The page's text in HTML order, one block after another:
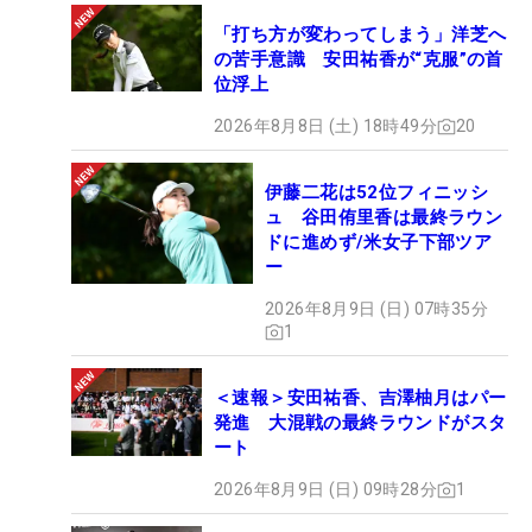
「打ち方が変わってしまう」洋芝へ
の苦手意識 安田祐香が“克服”の首
位浮上
2026年8月8日 (土) 18時49分 20
伊藤二花は52位フィニッシ
ュ 谷田侑里香は最終ラウン
ドに進めず/米女子下部ツア
ー
2026年8月9日 (日) 07時35分
1
＜速報＞安田祐香、吉澤柚月はパー
発進 大混戦の最終ラウンドがスタ
ート
2026年8月9日 (日) 09時28分 1